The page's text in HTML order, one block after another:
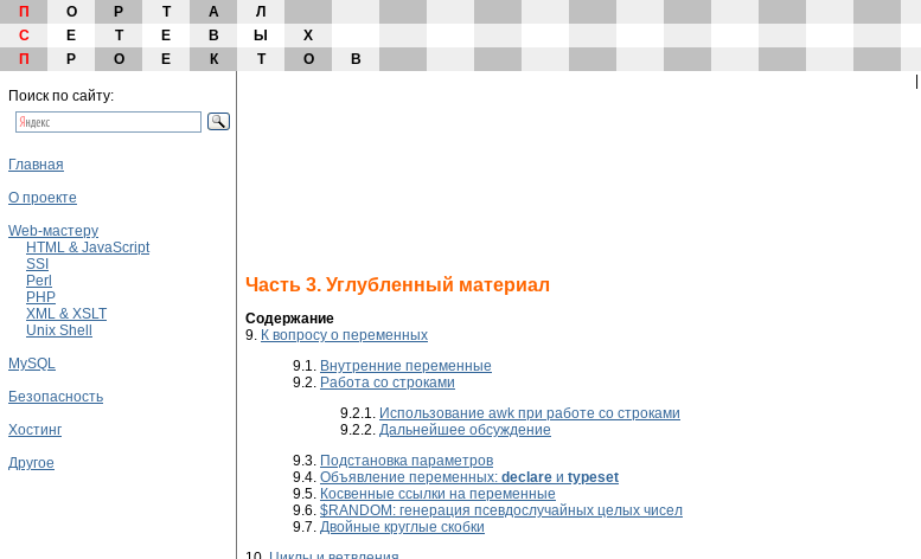
П О Р Т А
Л
С
Е Т Е В Ы
Х
П
Р О Е К Т О В
Поиск по сайту:
Главная
О проекте
Web-мастеру
HTML & JavaScript
SSI
Perl
PHP
XML & XSLT
Unix Shell
MySQL
Безопасность
Хостинг
Другое
Часть 3. Углубленный материал
Содержание
9. К вопросу о переменных
9.1. Внутренние переменные
9.2. Работа со строками
9.2.1. Использование awk при работе со строками
9.2.2. Дальнейшее обсуждение
9.3. Подстановка параметров
9.4. Объявление переменных: declare и typeset
9.5. Косвенные ссылки на переменные
9.6. $RANDOM: генерация псевдослучайных целых чисел
9.7. Двойные круглые скобки